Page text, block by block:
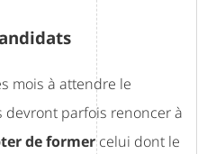
mois à attendre le
parfois renoncer à
de formercelui dont le